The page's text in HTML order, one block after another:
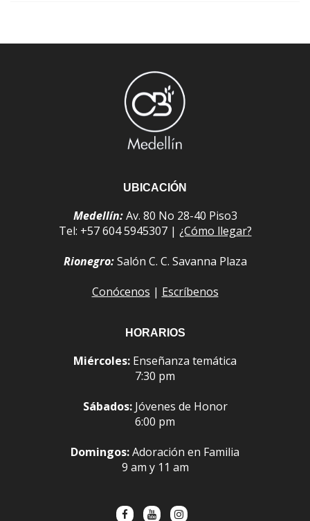
UBICACIÓN
Medellín:Av. 80 No 28-40 Piso3
Tel: +57 604 5945307 | ¿Cómo llegar?
Rionegro:Salón C. C. Savanna Plaza
Conócenos | Escríbenos
HORARIOS
Miércoles: Enseñanza temática
7:30 pm
Sábados:Jóvenes de Honor
6:00 pm
Domingos:Adoración en Familia
9 am y 11 am